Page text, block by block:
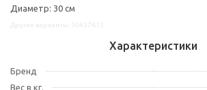
Диаметр: 30 см
Характеристики
Бренд
Вес в кг.